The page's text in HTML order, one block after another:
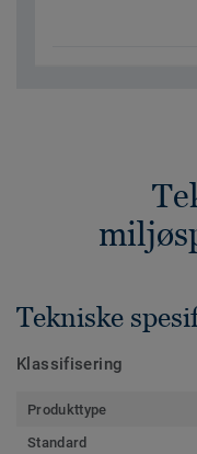
Tekniske
Klassifisering
Produkttype
Standard